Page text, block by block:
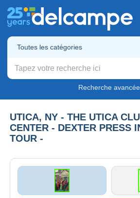
Toutes les catégories
Recherche avancée
UTICA, NY - THE UTICA
CENTER - DEXTER PRESS
TOUR -